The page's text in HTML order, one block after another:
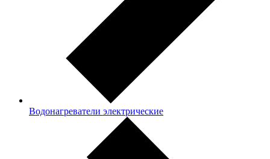
Водонагреватели электрические